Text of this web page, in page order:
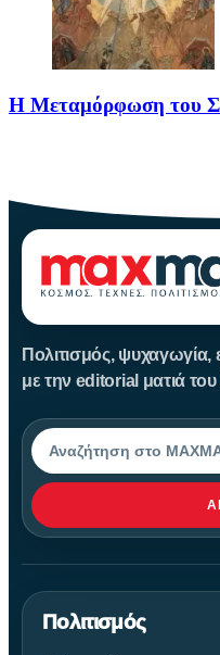
Η Μεταμόρφωση του
Πολιτισμός, ψυχαγωγία,
με την editorial ματιά
Αναζήτηση
Πολιτισμός